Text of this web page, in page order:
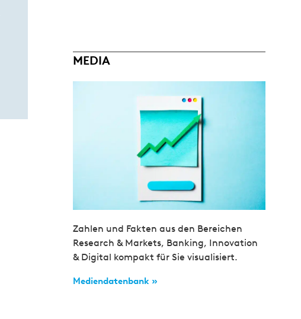
MEDIA
Zahlen und Fakten aus den Bereichen
Research & Markets, Banking, Innovation
& Digital kompakt für Sie visualisiert.
Mediendatenbank »